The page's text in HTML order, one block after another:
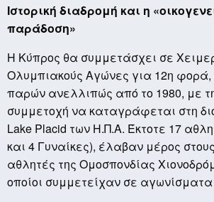
Ιστορική διαδρομή και η
παράδοση»
Η Κύπρος θα συμμετάσχει σε
Ολυμπιακούς Αγώνες για 12η φορά,
παρών ανελλιπώς από το 1980, με
συμμετοχή να καταγράφεται στη
Lake Placid των Η.Π.Α. Έκτοτε 17
και 4 Γυναίκες), έλαβαν μέρος
αθλητές της Ομοσπονδίας
οποίοι συμμετείχαν σε αγωνίσματα